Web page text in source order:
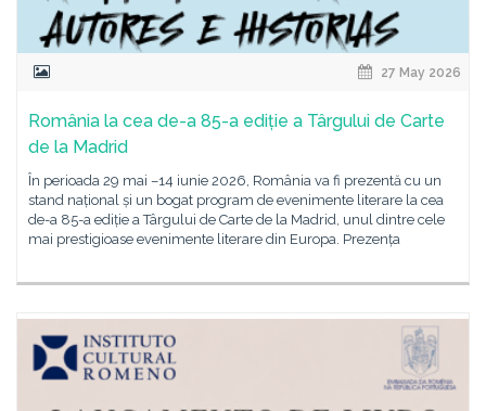
27 May 2026
România la cea de-a 85-a ediție a Târgului de Carte
de la Madrid
În perioada 29 mai –14 iunie 2026, România va fi prezentă cu un
stand național și un bogat program de evenimente literare la cea
de-a 85-a ediție a Târgului de Carte de la Madrid, unul dintre cele
mai prestigioase evenimente literare din Europa. Prezența